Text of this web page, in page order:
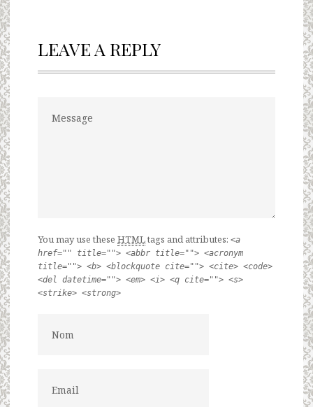
LEAVE A REPLY
You may use these HTMLtags and attributes: <a
href="" title=""> <abbr title=""> <acronym
title=""> <b> <blockquote cite=""> <cite> <code>
<del datetime=""> <em> <i> <q cite=""> <s>
<strike> <strong>